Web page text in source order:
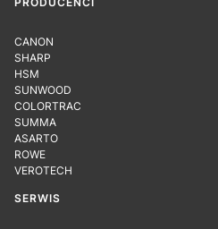
CANON
SHARP
HSM
SUNWOOD
COLORTRAC
SUMMA
ASARTO
ROWE
VEROTECH
SERWIS